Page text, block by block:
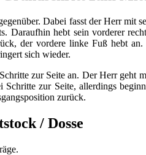
Dabei fasst der Herr
Daraufhin hebt sein vorderer
der vordere linke Fuß hebt
sich wieder.
zur Seite an. Der Herr geht
Schritte zur Seite, allerdings
zurück.
/ Dosse